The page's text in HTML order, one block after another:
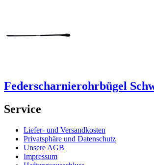
Federscharnierohrbügel
Service
Liefer- und Versandkosten
Privatsphäre und Datenschutz
Unsere AGB
Impressum